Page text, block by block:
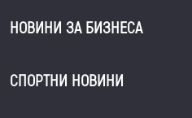
НОВИНИ ЗА БИЗНЕСА
СПОРТНИ НОВИНИ